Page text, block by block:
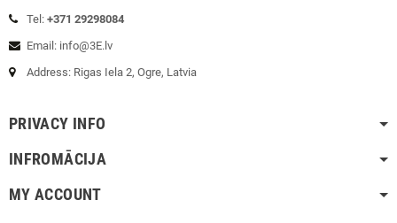
Tel: +371 29298084
Email: info@3E.lv
Address: Rigas Iela 2, Ogre, Latvia
PRIVACY INFO
INFROMĀCIJA
MY ACCOUNT